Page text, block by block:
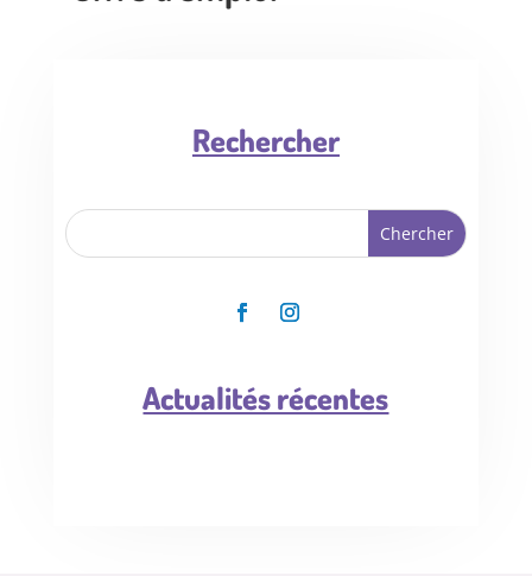
Rechercher
Actualités récentes